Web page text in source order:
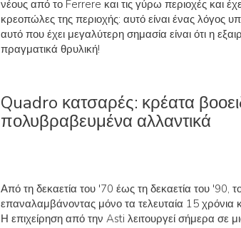
νέους από το Ferrere και τις γύρω περιοχές και
κρεοπώλες της περιοχής: αυτό είναι ένας λόγος
αυτό που έχει μεγαλύτερη σημασία είναι ότι η
πραγματικά θρυλική!
Quadro κατσαρές: κρέατα
πολυβραβευμένα αλλαντικά
Από τη δεκαετία του '70 έως τη δεκαετία του '90,
επαναλαμβάνοντας μόνο τα τελευταία 15 χρόνια
Η επιχείρηση από την Asti λειτουργεί σήμερα